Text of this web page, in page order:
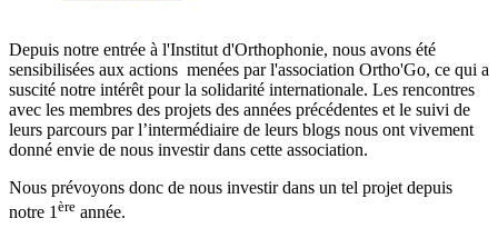
Depuis notre entrée à l'Institut d'Orthophonie, nous avons été
sensibilisées aux actions menées par l'association Ortho'Go, ce qui a
suscité notre intérêt pour la solidarité internationale. Les rencontres
avec les membres des projets des années précédentes et le suivi de
leurs parcours par l’intermédiaire de leurs blogs nous ont vivement
donné envie de nous investir dans cette association.
Nous prévoyons donc de nous investir dans un tel projet depuis
notre 1 ère année.